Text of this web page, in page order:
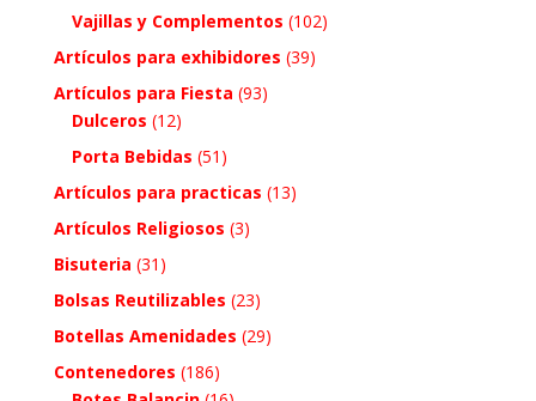
Vajillas y Complementos (102)
Artículos para exhibidores (39)
Artículos para Fiesta (93)
Dulceros (12)
Porta Bebidas (51)
Artículos para practicas (13)
Artículos Religiosos (3)
Bisuteria (31)
Bolsas Reutilizables (23)
Botellas Amenidades (29)
Contenedores (186)